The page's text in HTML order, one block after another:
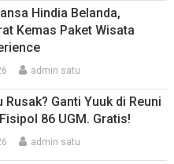
Hindia Belanda,
Kemas Paket Wisata
admin satu
Rusak? Ganti Yuuk di Reuni
86 UGM. Gratis!
admin satu